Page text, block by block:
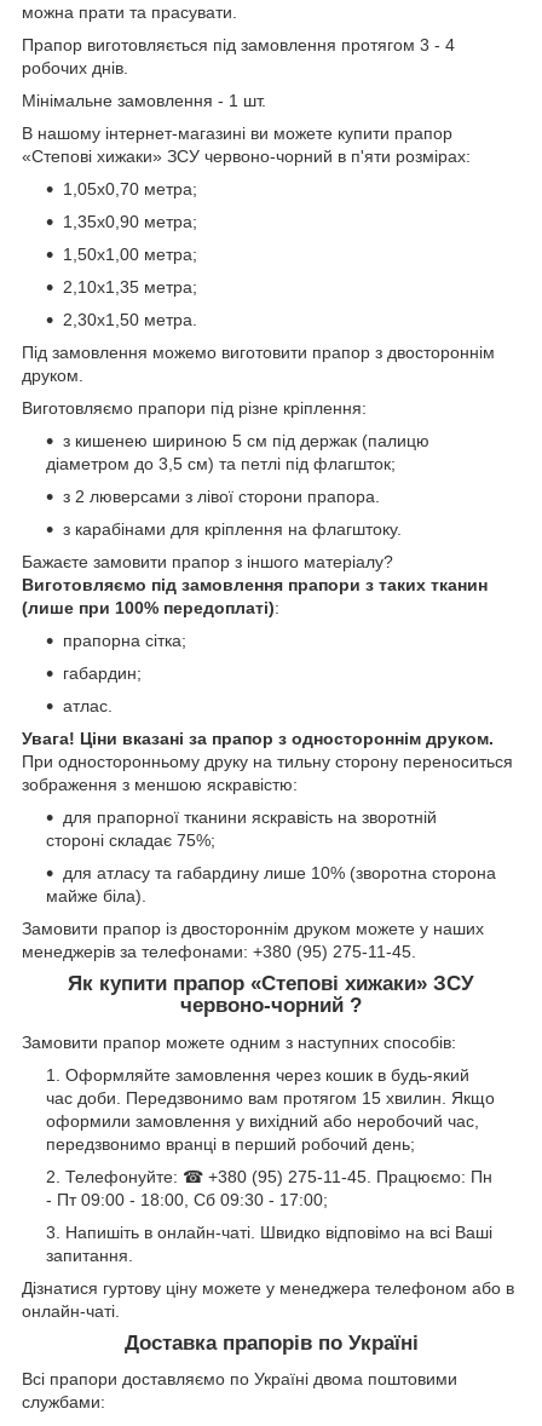
можна прати та прасувати.
Прапор виготовляється під замовлення протягом 3 - 4
робочих днів.
Мінімальне замовлення - 1 шт.
В нашому інтернет-магазині ви можете купити прапор
«Степові хижаки» ЗСУ червоно-чорний в п'яти розмірах:
1,05х0,70 метра;
1,35х0,90 метра;
1,50х1,00 метра;
2,10х1,35 метра;
2,30х1,50 метра.
Під замовлення можемо виготовити прапор з двостороннім
друком.
Виготовляємо прапори під різне кріплення:
з кишенею шириною 5 см під держак (палицю
діаметром до 3,5 см) та петлі під флагшток;
з 2 люверсами з лівої сторони прапора.
з карабінами для кріплення на флагштоку.
Бажаєте замовити прапор з іншого матеріалу?
Виготовляємо під замовлення прапори з таких тканин
(лише при 100% передоплаті):
прапорна сітка;
габардин;
атлас.
Увага! Ціни вказані за прапор з одностороннім друком.
При односторонньому друку на тильну сторону переноситься
зображення з меншою яскравістю:
для прапорної тканини яскравість на зворотній
стороні складає 75%;
для атласу та габардину лише 10% (зворотна сторона
майже біла).
Замовити прапор із двостороннім друком можете у наших
менеджерів за телефонами: +380 (95) 275-11-45.
Як купити прапор «Степові хижаки» ЗСУ
червоно-чорний ?
Замовити прапор можете одним з наступних способів:
Оформляйте замовлення через кошик в будь-який
час доби. Передзвонимо вам протягом 15 хвилин. Якщо
оформили замовлення у вихідний або неробочий час,
передзвонимо вранці в перший робочий день;
Телефонуйте: ☎ +380 (95) 275-11-45. Працюємо: Пн
- Пт 09:00 - 18:00, Сб 09:30 - 17:00;
Напишіть в онлайн-чаті. Швидко відповімо на всі Ваші
запитання.
Дізнатися гуртову ціну можете у менеджера телефоном або в
онлайн-чаті.
Доставка прапорів по Україні
Всі прапори доставляємо по Україні двома поштовими
службами: